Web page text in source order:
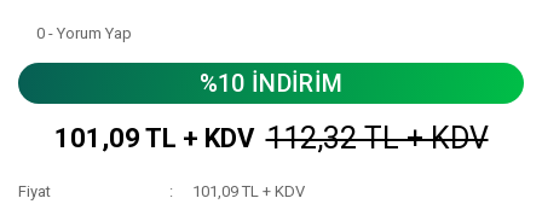
0 - Yorum Yap
%10 İNDİRİM
101,09 TL + KDV 112,32 TL + KDV
Fiyat
101,09 TL + KDV